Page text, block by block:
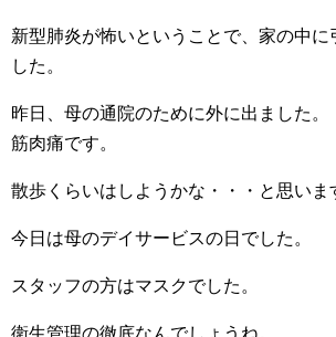
新型肺炎が怖いということで、家の中に
した。
昨日、母の通院のために外に出ました。
筋肉痛です。
散歩くらいはしようかな・・・と思いま
今日は母のデイサービスの日でした。
スタッフの方はマスクでした。